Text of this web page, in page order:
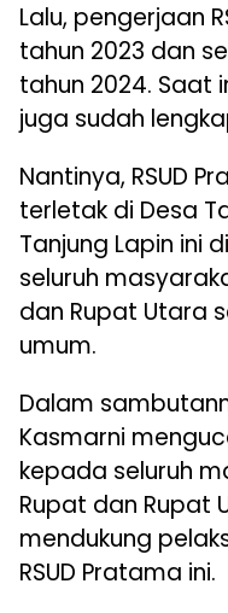
Lalu, pengerjaan
tahun 2023 dan
tahun 2024. Saat
juga sudah
Nantinya, RSUD
terletak di Desa
Tanjung Lapin ini
seluruh
dan Rupat Utara
umum.
Dalam
Kasmarni
kepada seluruh
Rupat dan Rupat
mendukung
RSUD Pratama ini.